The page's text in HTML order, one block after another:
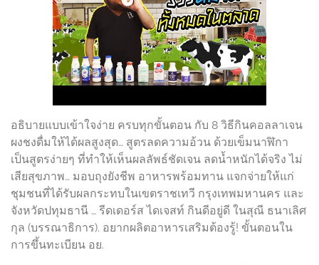
อธิบายแบบเข้าใจง่าย ครบทุกขั้นตอน กับ 8 วิธีกินคอลลาเจน
ผงชงดื่มให้ได้ผลสูงสุด… สูตรลดความอ้วน ด้วยเข็มนาฬิกา
เป็นสูตรง่ายๆ ที่ทำให้เห็นผลลัพธ์ชัดเจน ลดน้ำหนักได้จริง ไม่
เสียสุขภาพ… มอบถุงยังชีพ อาหารพร้อมทาน แจกจ่ายให้แก่
ชุมชนที่ได้รับผลกระทบในเขตราชเทวี กรุงเทพมหานคร และ
จังหวัดปทุมธานี … รีดเดอร์ส ไดเจสท์ กินดีอยู่ดี ในสุณี ธนาเลิศ
กุล (บรรณาธิการ). อยากผลิตอาหารเสริมต้องรู้! ขั้นตอนใน
การขึ้นทะเบียน อย.